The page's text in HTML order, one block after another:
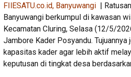
FIlESATU.co.id, Banyuwangi |
Banyuwangi berkumpul di kawasan
Kecamatan Cluring, Selasa (12/5/
Jambore Kader Posyandu. Tujuannya
kapasitas kader agar lebih aktif
keputusan di tingkat desa